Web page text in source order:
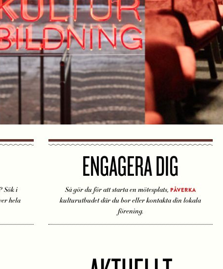
Sök i
hela
ENGAGERA DIG
Så gör du för att starta en mötesplats, PÅVERKA
kulturutbudet där du bor eller kontakta din lokala
förening.